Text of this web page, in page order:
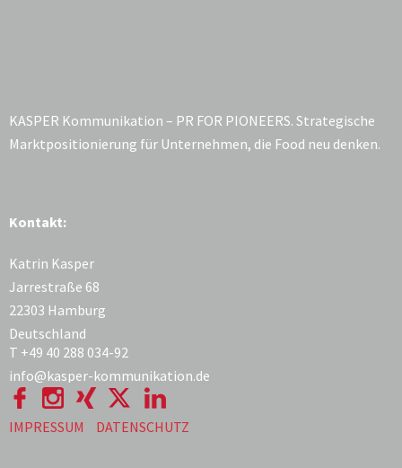
KASPER Kommunikation – PR FOR PIONEERS. Strategische
Marktpositionierung für Unternehmen, die Food neu denken.
Kontakt:
Katrin Kasper
Jarrestraße 68
22303 Hamburg
Deutschland
T +49 40 288 034-92
info@kasper-kommunikation.de
IMPRESSUM DATENSCHUTZ